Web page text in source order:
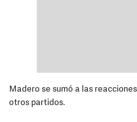
Madero se sumó a las
otros partidos.